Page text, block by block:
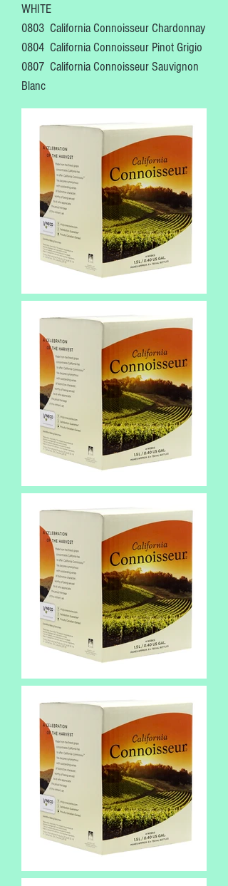
WHITE
0803 California Connoisseur Chardonnay
0804 California Connoisseur Pinot Grigio
0807 California Connoisseur Sauvignon
Blanc